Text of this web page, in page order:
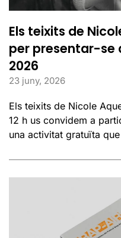
Els teixits de
per presentar-se
2026
23 juny, 2026
Els teixits de Nicole
12 h us convidem a
una activitat gratuïta